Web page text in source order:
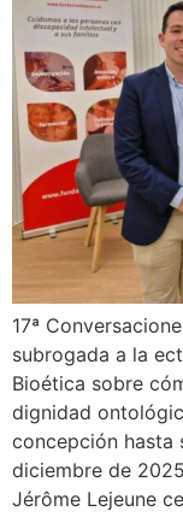
17ª
subrogada a la
Bioética sobre
dignidad
concepción hasta
diciembre de
Jérôme Lejeune